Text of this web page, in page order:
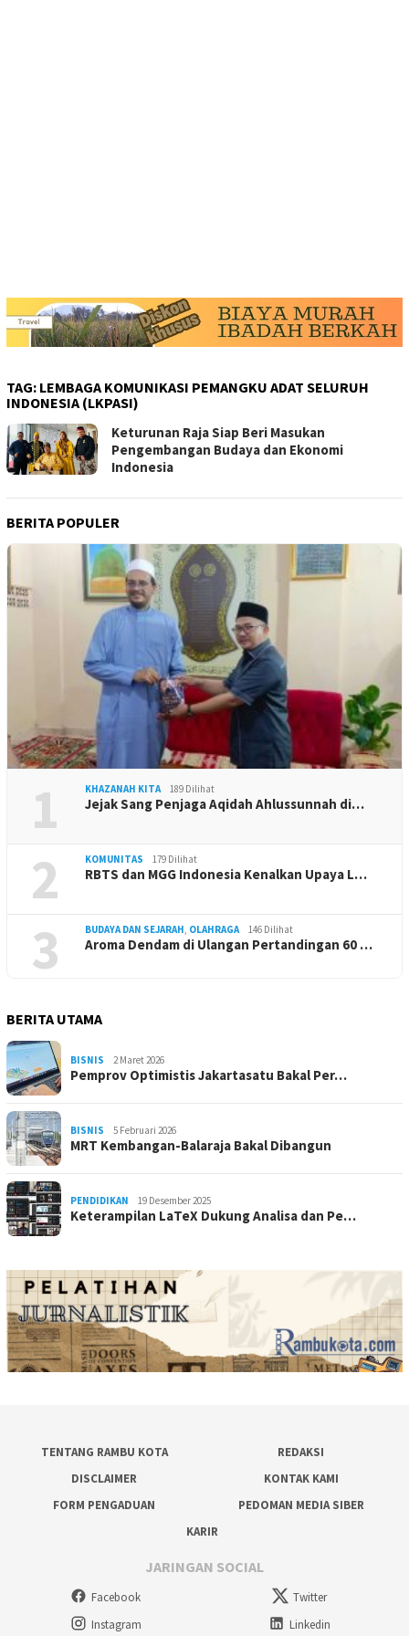
TAG: LEMBAGA KOMUNIKASI PEMANGKU ADAT SELURUH
INDONESIA (LKPASI)
Keturunan Raja Siap Beri Masukan
Pengembangan Budaya dan Ekonomi
Indonesia
BERITA POPULER
1 KHAZANAH KITA 189 Dilihat
Jejak Sang Penjaga Aqidah Ahlussunnah di…
2 KOMUNITAS 179 Dilihat
RBTS dan MGG Indonesia Kenalkan Upaya L…
3 BUDAYA DAN SEJARAH, OLAHRAGA 146 Dilihat
Aroma Dendam di Ulangan Pertandingan 60 …
BERITA UTAMA
BISNIS 2 Maret 2026
Pemprov Optimistis Jakartasatu Bakal Per…
BISNIS 5 Februari 2026
MRT Kembangan-Balaraja Bakal Dibangun
PENDIDIKAN 19 Desember 2025
Keterampilan LaTeX Dukung Analisa dan Pe…
TENTANG RAMBU KOTA
REDAKSI
DISCLAIMER
KONTAK KAMI
FORM PENGADUAN
PEDOMAN MEDIA SIBER
KARIR
JARINGAN SOCIAL
Facebook
Twitter
Instagram
Linkedin